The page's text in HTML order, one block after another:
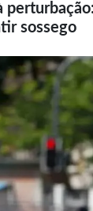
sossego